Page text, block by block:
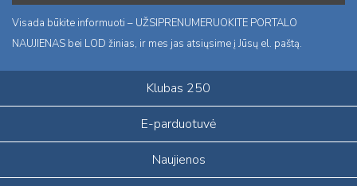
Visada būkite informuoti – UŽSIPRENUMERUOKITE PORTALO
NAUJIENAS bei LOD žinias, ir mes jas atsiųsime į Jūsų el. paštą.
Klubas 250
E-parduotuvė
Naujienos